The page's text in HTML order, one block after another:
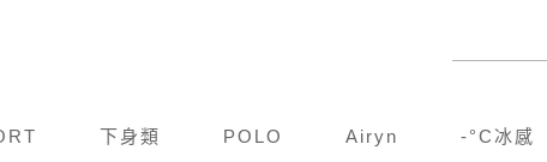
下身類 POLO Airyn -°C冰感